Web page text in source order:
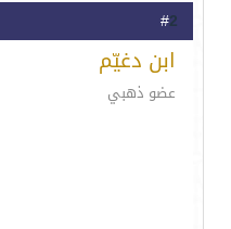
2
ابن دغيّم
عضو ذهبي